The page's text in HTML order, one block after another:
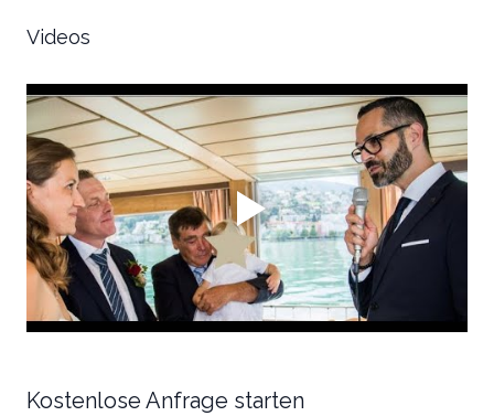
Videos
Kostenlose Anfrage starten